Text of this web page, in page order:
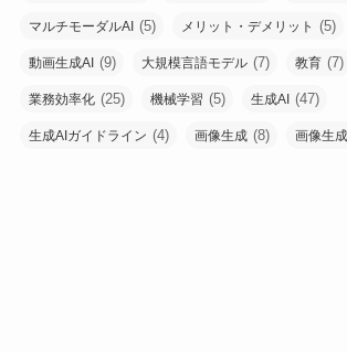
マルチモーダルAI (5) メリット・デメリット (5)
動画生成AI (9) 大規模言語モデル (7) 教育 (7)
業務効率化 (25) 機械学習 (5) 生成AI (47)
生成AIガイドライン (4) 画像生成 (8) 画像生